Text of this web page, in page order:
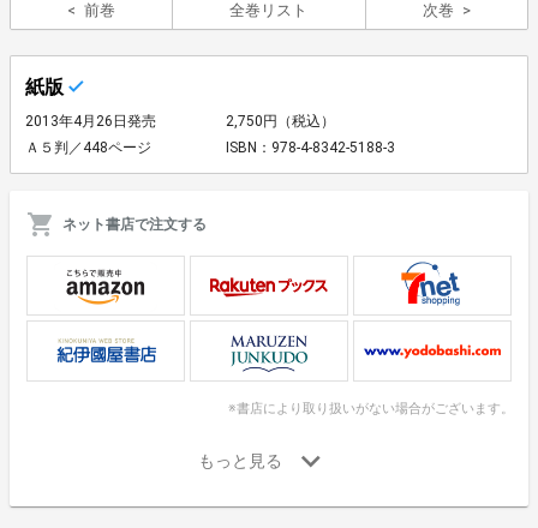
前巻 全巻リスト 次巻
紙版
2013年4月26日発売
2,750円（税込）
Ａ５判／448ページ
ISBN：978-4-8342-5188-3
ネット書店で注文する
※書店により取り扱いがない場合がございます。